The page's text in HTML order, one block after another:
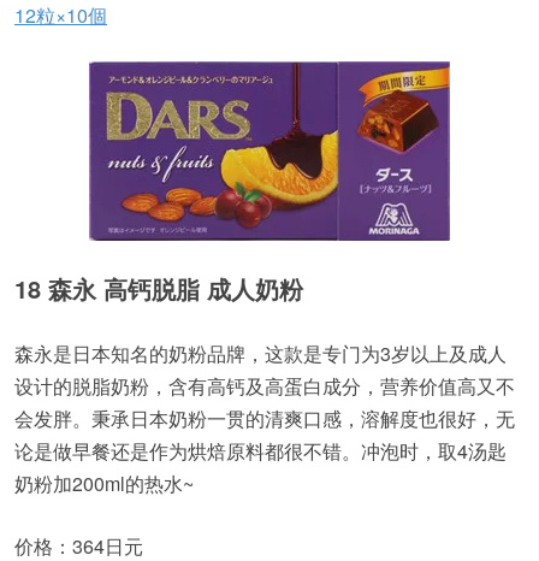
12粒×10個
18 森永 高钙脱脂 成人奶粉
森永是日本知名的奶粉品牌，这款是专门为3岁以上及成人
设计的脱脂奶粉，含有高钙及高蛋白成分，营养价值高又不
会发胖。秉承日本奶粉一贯的清爽口感，溶解度也很好，无
论是做早餐还是作为烘焙原料都很不错。冲泡时，取4汤匙
奶粉加200ml的热水~
价格：364日元